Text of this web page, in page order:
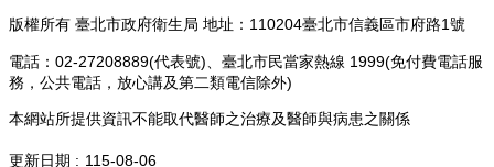
版權所有 臺北市政府衛生局 地址：110204臺北市信義區市府路1號
電話：02-27208889(代表號)、臺北市民當家熱線 1999(免付費電話服
務，公共電話，放心講及第二類電信除外)
本網站所提供資訊不能取代醫師之治療及醫師與病患之關係
更新日期 115-08-06